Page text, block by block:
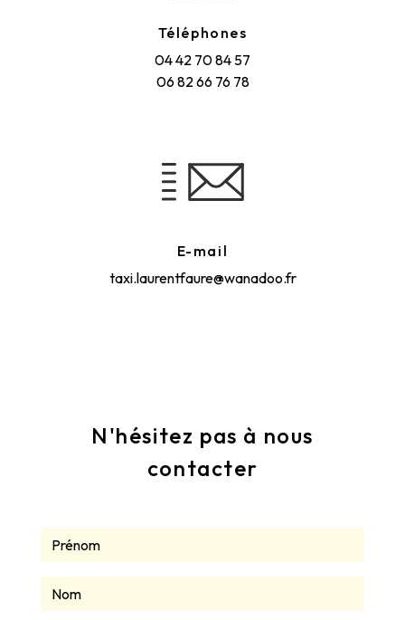
Téléphones
04 42 70 84 57
06 82 66 76 78
E-mail
taxi.laurentfaure@wanadoo.fr
N'hésitez pas à nous
contacter